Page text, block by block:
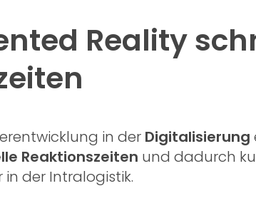
Reality
in der Digitalisierung
Reaktionszeiten und dadurch
der Intralogistik.